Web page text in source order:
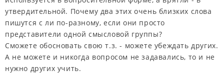
утвердительной. Почему два этих очень близких слова
пишутся с ли по-разному, если они просто
представители одной смысловой группы?
Сможете обосновать свою т.з. - можете убеждать других.
А не можете и никогда вопросом не задавались, то и не
нужно других учить.